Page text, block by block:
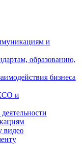
и
образованию,
бизнеса
и
видео